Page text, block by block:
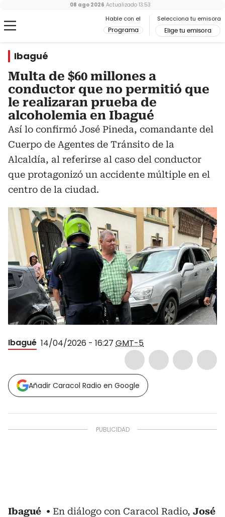
Hable con el
Programa
Selecciona tu emisora
Elige tu emisora
08 ago 2026 Actualizado 13:53
Ibagué
Multa de $60 millones a
conductor que no permitió que
le realizaran prueba de
alcoholemia en Ibagué
Así lo confirmó José Pineda, comandante del
Cuerpo de Agentes de Tránsito de la
Alcaldía, al referirse al caso del conductor
que protagonizó un accidente múltiple en el
centro de la ciudad.
Ibagué 14/04/2026 - 16:27 GMT-5
Añadir Caracol Radio en Google
Ibagué En diálogo con Caracol Radio, José